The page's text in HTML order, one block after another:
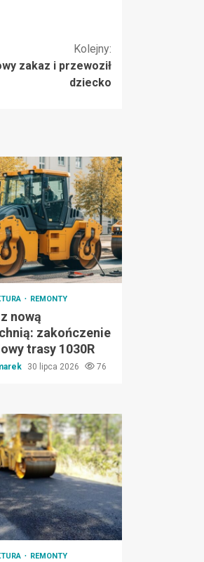
Kolejny:
zakaz i przewoził
dziecko
REMONTY
nową
zakończenie
trasy 1030R
30 lipca 2026 76
REMONTY